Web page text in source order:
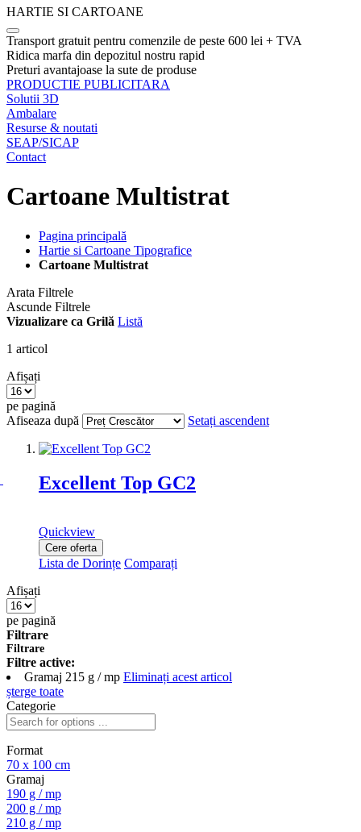
HARTIE SI CARTOANE
Transport gratuit pentru comenzile de peste 600 lei + TVA
Ridica marfa din depozitul nostru rapid
Preturi avantajoase la sute de produse
PRODUCTIE PUBLICITARA
Solutii 3D
Ambalare
Resurse & noutati
SEAP/SICAP
Contact
Cartoane Multistrat
Pagina principală
Hartie si Cartoane Tipografice
Cartoane Multistrat
Arata Filtrele
Ascunde Filtrele
Vizualizare ca Grilă Listă
1 articol
Afișați
pe pagină
Afiseaza după
Setați ascendent
Excellent Top GC2
Quickview
Cere oferta
Lista de Dorințe Comparați
Afișați
pe pagină
Filtrare
Filtrare
Filtre active:
Gramaj 215 g / mp Eliminați acest articol
șterge toate
Categorie
Format
70 x 100 cm
Gramaj
190 g / mp
200 g / mp
210 g / mp